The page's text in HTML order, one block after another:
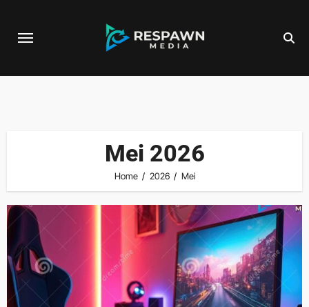
Mei 2026
Home 2026 Mei